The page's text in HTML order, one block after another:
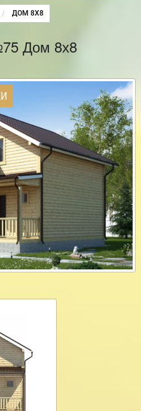
CURRENT:
ДОМ 8Х8
Дом 8х8